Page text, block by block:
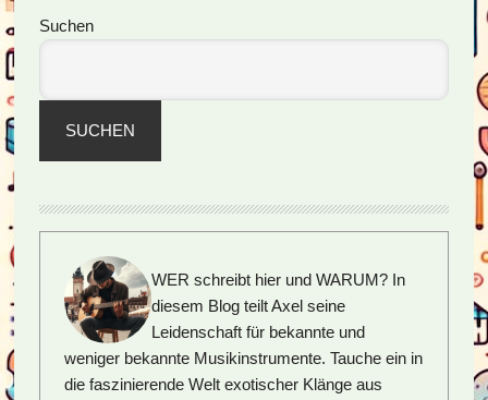
Seitenspalte
Suchen
SUCHEN
WER schreibt hier und WARUM? In
diesem Blog teilt Axel seine
Leidenschaft für bekannte und
weniger bekannte Musikinstrumente. Tauche ein in
die faszinierende Welt exotischer Klänge aus